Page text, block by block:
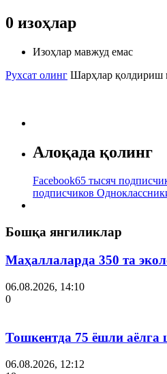
0 изоҳлар
Изоҳлар мавжуд емас
Рухсат олинг Шарҳлар қолдириш
Алоқада қолинг
Facebook65 тысяч
подписчиков
Бошқа янгиликлар
Маҳаллаларда 350 та
06.08.2026, 14:10
0
Тошкентда 75 ёшли аёлга
06.08.2026, 12:12